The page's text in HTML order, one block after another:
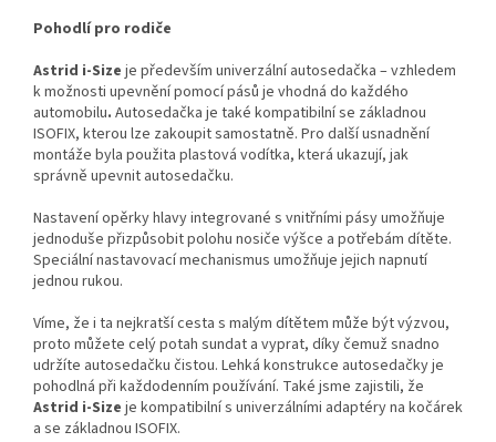
Pohodlí pro rodiče
Astrid i-Size je především univerzální autosedačka – vzhledem
k možnosti upevnění pomocí pásů je vhodná do každého
automobilu. Autosedačka je také kompatibilní se základnou
ISOFIX, kterou lze zakoupit samostatně. Pro další usnadnění
montáže byla použita plastová vodítka, která ukazují, jak
správně upevnit autosedačku.
Nastavení opěrky hlavy integrované s vnitřními pásy umožňuje
jednoduše přizpůsobit polohu nosiče výšce a potřebám dítěte.
Speciální nastavovací mechanismus umožňuje jejich napnutí
jednou rukou.
Víme, že i ta nejkratší cesta s malým dítětem může být výzvou,
proto můžete celý potah sundat a vyprat, díky čemuž snadno
udržíte autosedačku čistou. Lehká konstrukce autosedačky je
pohodlná při každodenním používání. Také jsme zajistili, že
Astrid i-Size je kompatibilní s univerzálními adaptéry na kočárek
a se základnou ISOFIX.